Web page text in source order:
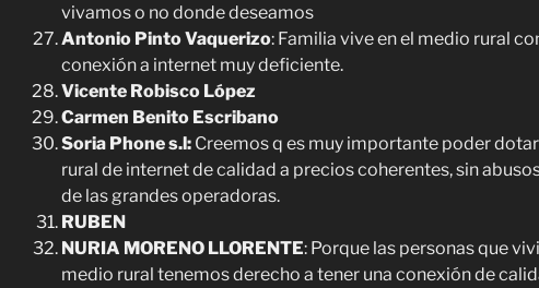
vivamos o no donde deseamos
Antonio Pinto Vaquerizo: Familia vive en el medio rural
conexión a internet muy deficiente.
Vicente Robisco López
Carmen Benito Escribano
Soria Phone s.l: Creemos q es muy importante poder
rural de internet de calidad a precios coherentes, sin
de las grandes operadoras.
RUBEN
NURIA MORENO LLORENTE: Porque las personas que
medio rural tenemos derecho a tener una conexión de